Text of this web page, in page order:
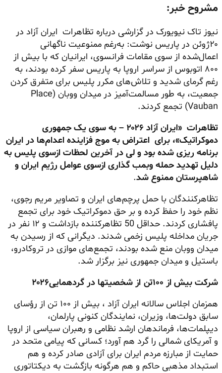
مشروح خبر:
نیوز تاک نیویورک در گزارشی درباره تظاهرات ایران آزاد در
۲۰ژوئن در پاریس نوشت: به‌رغم ممنوعیت ناگهانی
اعمال‌شده از سوی مقامات فرانسوی، ایرانیان که با بیش از
۸۰۰ اتوبوس از سراسر اروپا به پاریس سفر کرده بودند، به
رغم گرمای شدید و تلاش‌های مکرر پلیس برای متفرق کردن
جمعیت، به طور مسالمت‌آمیز در میدان ووبان (Place
Vauban) تجمع کردند.
تظاهرات «ایران آزاد ۲۰۲۶ – به سوی یک جمهوری
دموکراتیک»، برای اعتراض به موج فزاینده اعدام‌ها در ایران
برنامه ریزی شده بود و لی در آخرین لحظات ازسوی پلیس به
دلیل تهدید حمله وبمب گذاری ازسوی عوامل رژیم ایران و
شاهپرستان ممنوع شد.
تظاهرکنندگان با حمل پرچم‌های ایران و تصاویر مریم رجوی،
نظم خود را حفظ کرده و بر حق دموکراتیک خود برای تجمع
پافشاری کردند. حداقل 50 تظاهرکننده بازداشت و ۱۲ نفر در
جریان مداخله پلیس زخمی شدند. دیگرانی که از رسیدن به
میدان ووبان منع شده بودند، تجمع‌های موازی در تروکادرو،
باستیل و میدان جمهوری نیز برگزار شد.
شرکت بیش از ۱۰۰تن از شخصیتها در گردهمایی۲۰۲۶
همزمان اجلاس سالانه ایران آزاد ، بیش از ۱۰۰ تن از رؤسای
سابق دولت‌ها، وزیران، نمایندگان کنونی پارلمان،
دیپلمات‌ها، فرماندهان ارشد نظامی و رهبران سیاسی از اروپا
و آمریکای شمالی را گرد هم آورد؛ کسانی که پیامی متحد در
حمایت از مبارزه مردم ایران برای آزادی صادر کرده و هم
استبداد مذهبی حاکم و هم هرگونه بازگشت به دیکتاتوری